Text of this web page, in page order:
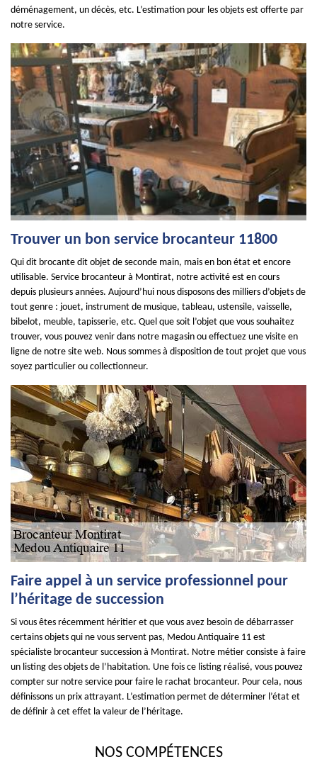
déménagement, un décès, etc. L’estimation pour les objets est offerte par
notre service.
Trouver un bon service brocanteur 11800
Qui dit brocante dit objet de seconde main, mais en bon état et encore
utilisable. Service brocanteur à Montirat, notre activité est en cours
depuis plusieurs années. Aujourd’hui nous disposons des milliers d’objets de
tout genre : jouet, instrument de musique, tableau, ustensile, vaisselle,
bibelot, meuble, tapisserie, etc. Quel que soit l’objet que vous souhaitez
trouver, vous pouvez venir dans notre magasin ou effectuez une visite en
ligne de notre site web. Nous sommes à disposition de tout projet que vous
soyez particulier ou collectionneur.
Faire appel à un service professionnel pour
l’héritage de succession
Si vous êtes récemment héritier et que vous avez besoin de débarrasser
certains objets qui ne vous servent pas, Medou Antiquaire 11 est
spécialiste brocanteur succession à Montirat. Notre métier consiste à faire
un listing des objets de l’habitation. Une fois ce listing réalisé, vous pouvez
compter sur notre service pour faire le rachat brocanteur. Pour cela, nous
définissons un prix attrayant. L’estimation permet de déterminer l’état et
de définir à cet effet la valeur de l’héritage.
NOS COMPÉTENCES